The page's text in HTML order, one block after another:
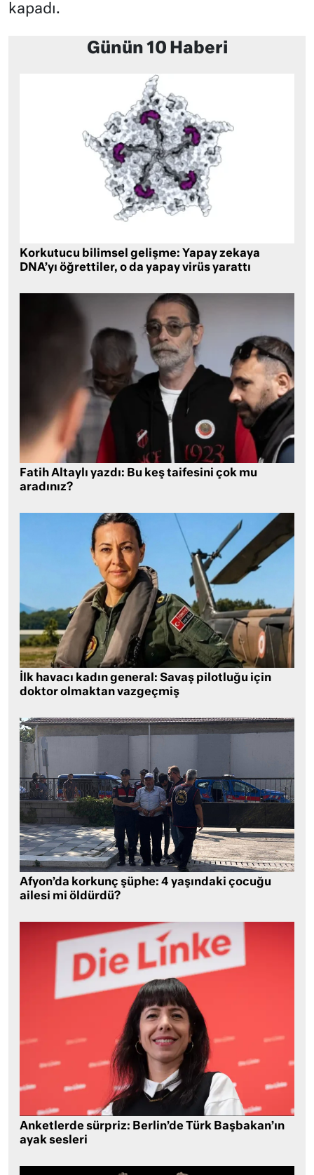
kapadı.
Günün 10 Haberi
Korkutucu bilimsel gelişme: Yapay zekaya
DNA’yı öğrettiler, o da yapay virüs yarattı
Fatih Altaylı yazdı: Bu keş taifesini çok mu
aradınız?
İlk havacı kadın general: Savaş pilotluğu için
doktor olmaktan vazgeçmiş
Afyon’da korkunç şüphe: 4 yaşındaki çocuğu
ailesi mi öldürdü?
Anketlerde sürpriz: Berlin’de Türk Başbakan’ın
ayak sesleri